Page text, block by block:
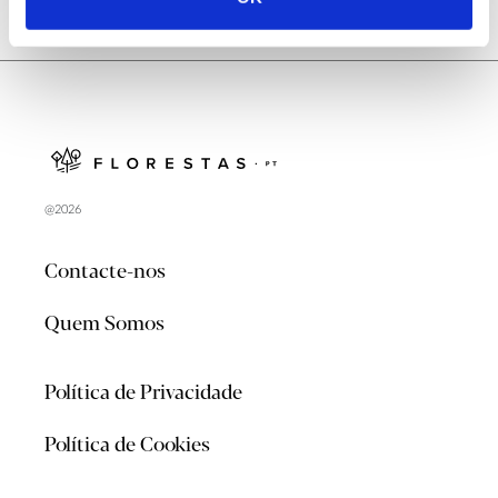
@2026
Contacte-nos
Quem Somos
Política de Privacidade
Política de Cookies